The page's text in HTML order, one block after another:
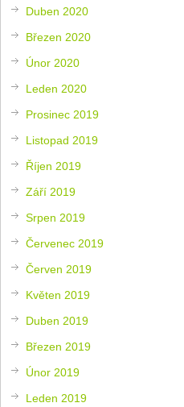
Duben 2020
Březen 2020
Únor 2020
Leden 2020
Prosinec 2019
Listopad 2019
Říjen 2019
Září 2019
Srpen 2019
Červenec 2019
Červen 2019
Květen 2019
Duben 2019
Březen 2019
Únor 2019
Leden 2019